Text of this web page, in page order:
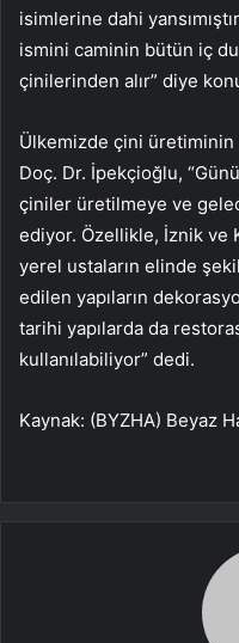
isimlerine dahi
ismini caminin bütün iç
çinilerinden alır” diye
Ülkemizde çini
Doç. Dr. İpekçioğlu,
çiniler üretilmeye ve
ediyor. Özellikle, İznik ve
yerel ustaların elinde
edilen yapıların
tarihi yapılarda da
kullanılabiliyor” dedi.
Kaynak: (BYZHA) Beyaz